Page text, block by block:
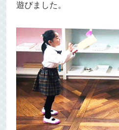
遊びました。